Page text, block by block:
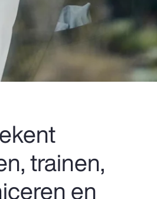
trainen,
en